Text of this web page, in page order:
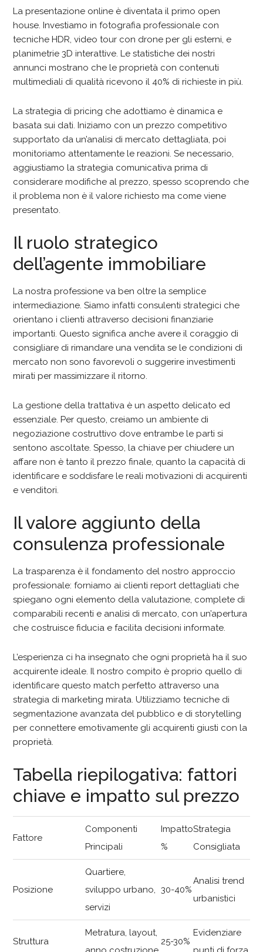
La presentazione online è diventata il primo open
house. Investiamo in fotografia professionale con
tecniche HDR, video tour con drone per gli esterni, e
planimetrie 3D interattive. Le statistiche dei nostri
annunci mostrano che le proprietà con contenuti
multimediali di qualità ricevono il 40% di richieste in più.
La strategia di pricing che adottiamo è dinamica e
basata sui dati. Iniziamo con un prezzo competitivo
supportato da un’analisi di mercato dettagliata, poi
monitoriamo attentamente le reazioni. Se necessario,
aggiustiamo la strategia comunicativa prima di
considerare modifiche al prezzo, spesso scoprendo che
il problema non è il valore richiesto ma come viene
presentato.
Il ruolo strategico
dell’agente immobiliare
La nostra professione va ben oltre la semplice
intermediazione. Siamo infatti consulenti strategici che
orientano i clienti attraverso decisioni finanziarie
importanti. Questo significa anche avere il coraggio di
consigliare di rimandare una vendita se le condizioni di
mercato non sono favorevoli o suggerire investimenti
mirati per massimizzare il ritorno.
La gestione della trattativa è un aspetto delicato ed
essenziale. Per questo, creiamo un ambiente di
negoziazione costruttivo dove entrambe le parti si
sentono ascoltate. Spesso, la chiave per chiudere un
affare non è tanto il prezzo finale, quanto la capacità di
identificare e soddisfare le reali motivazioni di acquirenti
e venditori.
Il valore aggiunto della
consulenza professionale
La trasparenza è il fondamento del nostro approccio
professionale: forniamo ai clienti report dettagliati che
spiegano ogni elemento della valutazione, complete di
comparabili recenti e analisi di mercato, con un’apertura
che costruisce fiducia e facilita decisioni informate.
L’esperienza ci ha insegnato che ogni proprietà ha il suo
acquirente ideale. Il nostro compito è proprio quello di
identificare questo match perfetto attraverso una
strategia di marketing mirata. Utilizziamo tecniche di
segmentazione avanzata del pubblico e di storytelling
per connettere emotivamente gli acquirenti giusti con la
proprietà.
Tabella riepilogativa: fattori
chiave e impatto sul prezzo
Fattore
Componenti
Principali
Impatto
%
Strategia
Consigliata
Posizione
Quartiere,
sviluppo urbano,
servizi
30-40%
Analisi trend
urbanistici
Struttura
Metratura, layout,
25-30%
Evidenziare